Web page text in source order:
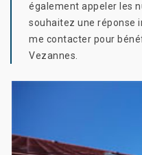
également appeler les
souhaitez une réponse
me contacter pour
Vezannes.